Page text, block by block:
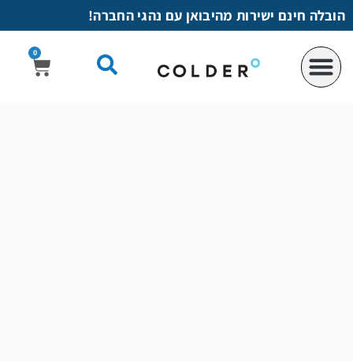
לתוכן
הובלה חינם ישירות מהיבואן עם נהגי החברה!
0